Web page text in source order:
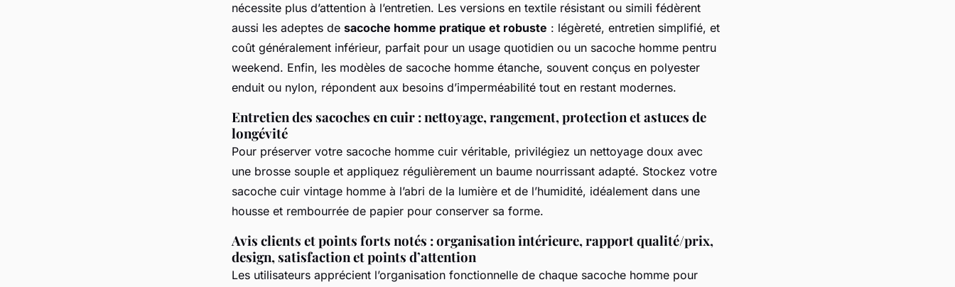
nécessite plus d’attention à l’entretien. Les versions en textile résistant ou simili fédèrent
aussi les adeptes de sacoche homme pratique et robuste : légèreté, entretien simplifié, et
coût généralement inférieur, parfait pour un usage quotidien ou un sacoche homme pentru
weekend. Enfin, les modèles de sacoche homme étanche, souvent conçus en polyester
enduit ou nylon, répondent aux besoins d’imperméabilité tout en restant modernes.
Entretien des sacoches en cuir : nettoyage, rangement, protection et astuces de
longévité
Pour préserver votre sacoche homme cuir véritable, privilégiez un nettoyage doux avec
une brosse souple et appliquez régulièrement un baume nourrissant adapté. Stockez votre
sacoche cuir vintage homme à l’abri de la lumière et de l’humidité, idéalement dans une
housse et rembourrée de papier pour conserver sa forme.
Avis clients et points forts notés : organisation intérieure, rapport qualité/prix,
design, satisfaction et points d’attention
Les utilisateurs apprécient l’organisation fonctionnelle de chaque sacoche homme pour